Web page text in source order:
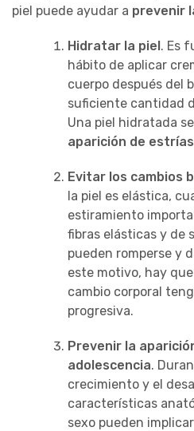
piel puede ayudar a prevenir
Hidratar la piel. Es
hábito de aplicar
cuerpo después del
suficiente cantidad
Una piel hidratada
aparición de estrías
Evitar los cambios
la piel es elástica,
estiramiento
fibras elásticas y de
pueden romperse y
este motivo, hay
cambio corporal
progresiva.
Prevenir la
adolescencia.
crecimiento y el
características
sexo pueden